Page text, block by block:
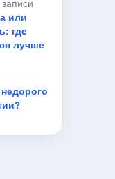
записи
или
где
лучше